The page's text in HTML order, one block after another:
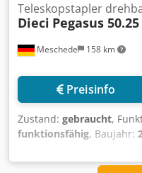
Meschede 158 km
Teleskopstapler
Dieci Pegasus 50.25
Preisinfo
Zustand: gebraucht,
funktionsfähig, Baujahr:
,
Simplex, Gabellänge: